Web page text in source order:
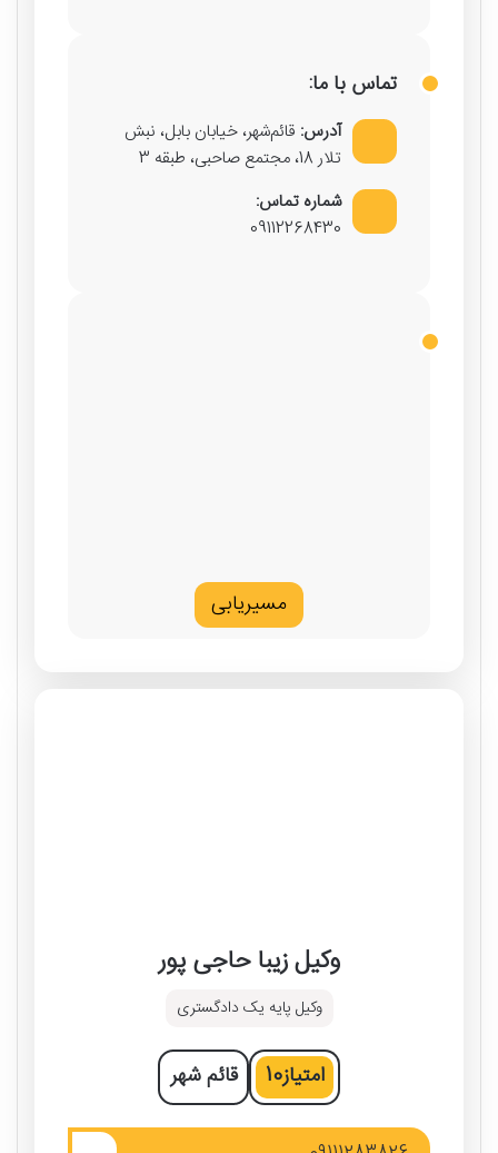
تماس با ما:
آدرس: قائم‌شهر، خیابان بابل، نبش
تلار 18، مجتمع صاحبی، طبقه 3
شماره تماس:
09112268430
مسیریابی
وکیل زیبا حاجی پور
وکیل پایه یک دادگستری
امتیاز10 قائم‌ شهر